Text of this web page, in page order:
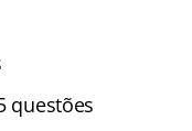
questões